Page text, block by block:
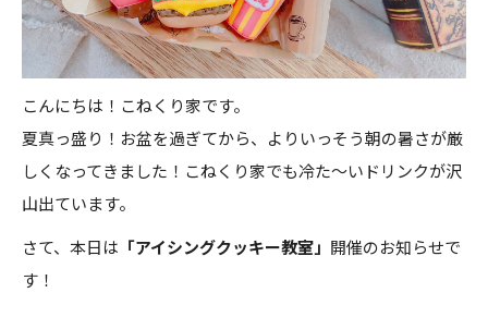
こんにちは！こねくり家です。
夏真っ盛り！お盆を過ぎてから、よりいっそう朝の暑さが厳
しくなってきました！こねくり家でも冷た～いドリンクが沢
山出ています。
さて、本日は 「アイシングクッキー教室」 開催のお知らせで
す！